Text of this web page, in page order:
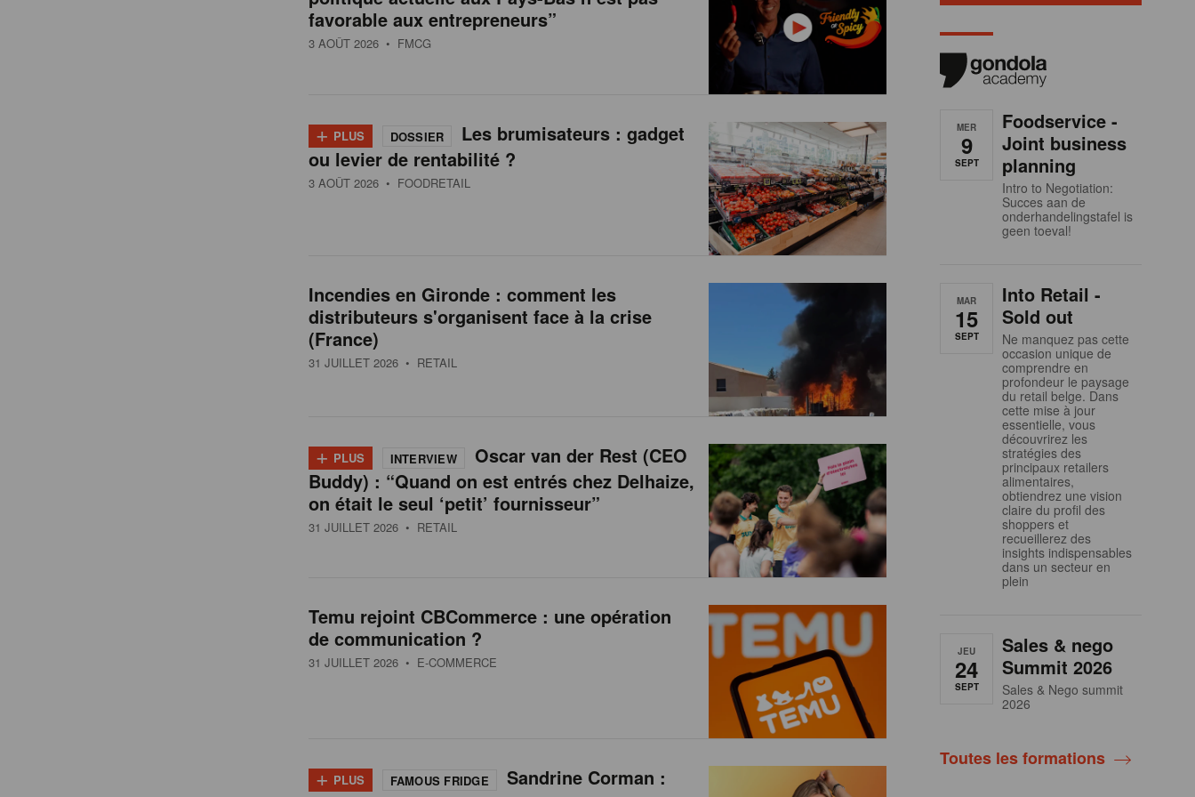
favorable aux entrepreneurs”
3 AOÛT 2026 • FMCG
+ PLUS DOSSIER
Les brumisateurs : gadget
ou levier de rentabilité ?
3 AOÛT 2026 • FOODRETAIL
Incendies en Gironde : comment les
distributeurs s'organisent face à la crise
(France)
31 JUILLET 2026 • RETAIL
+ PLUS INTERVIEW
Oscar van der Rest (CEO
Buddy) : “Quand on est entrés chez Delhaize,
on était le seul ‘petit’ fournisseur”
31 JUILLET 2026 • RETAIL
Temu rejoint CBCommerce : une opération
de communication ?
31 JUILLET 2026 • E-COMMERCE
+ PLUS FAMOUS FRIDGE
Sandrine Corman :
MER
9
SEPT
Foodservice -
Joint business
planning
Intro to Negotiation:
Succes aan de
onderhandelingstafel is
geen toeval!
MAR
15
SEPT
Into Retail -
Sold out
Ne manquez pas cette
occasion unique de
comprendre en
profondeur le paysage
du retail belge. Dans
cette mise à jour
essentielle, vous
découvrirez les
stratégies des
principaux retailers
alimentaires,
obtiendrez une vision
claire du profil des
shoppers et
recueillerez des
insights indispensables
dans un secteur en
plein
JEU
24
SEPT
Sales & nego
Summit 2026
Sales & Nego summit
2026
Toutes les formations